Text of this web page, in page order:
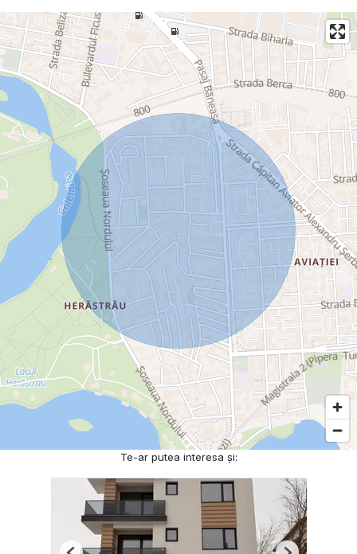
Te-ar putea interesa și: